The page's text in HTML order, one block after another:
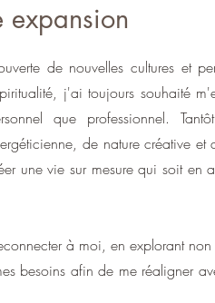
expansion
de nouvelles cultures et
j'ai toujours souhaité
que professionnel.
de nature créative
une vie sur mesure qui soit en
à moi, en explorant non
besoins afin de me réaligner